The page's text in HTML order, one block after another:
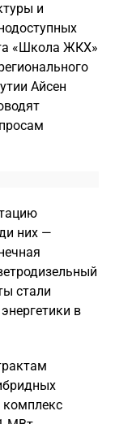
и
«Школа ЖКХ»
Айсен
них —
стали
в